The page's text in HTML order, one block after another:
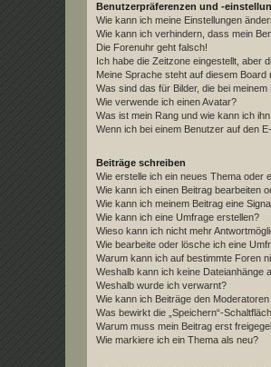
Benutzerpräferenzen und -
Wie kann ich meine Einstellungen
Wie kann ich verhindern, dass mein
Die Forenuhr geht falsch!
Ich habe die Zeitzone eingestellt, aber
Meine Sprache steht auf diesem Board
Was sind das für Bilder, die bei
Wie verwende ich einen Avatar?
Was ist mein Rang und wie kann ich
Wenn ich bei einem Benutzer auf den
Beiträge schreiben
Wie erstelle ich ein neues Thema oder
Wie kann ich einen Beitrag bearbeiten
Wie kann ich meinem Beitrag eine
Wie kann ich eine Umfrage erstellen?
Wieso kann ich nicht mehr
Wie bearbeite oder lösche ich eine
Warum kann ich auf bestimmte Foren
Weshalb kann ich keine Dateianhänge
Weshalb wurde ich verwarnt?
Wie kann ich Beiträge den
Was bewirkt die „Speichern“-
Warum muss mein Beitrag erst
Wie markiere ich ein Thema als neu?